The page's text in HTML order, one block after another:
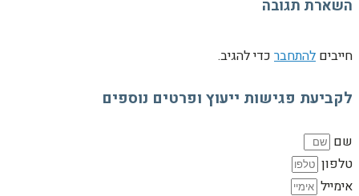
השארת תגובה
חייבים להתחבר כדי להגיב.
לקביעת פגישות ייעוץ ופרטים נוספים
שם
טלפון
אימייל